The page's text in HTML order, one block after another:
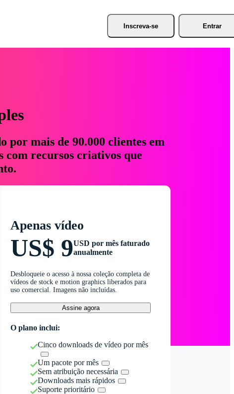
Inscreva-se Entrar
por mais de 90.000 clientes em
com recursos criativos que
Apenas vídeo
US$ 9USD por mês faturado
anualmente
Desbloqueie o acesso à nossa coleção completa de
vídeos de stock e motion graphics liberados para
uso comercial. Imagens não incluídas.
Assine agora
O plano inclui:
Cinco downloads de vídeo por mês
Um pacote por mês
Sem atribuição necessária
Downloads mais rápidos
Suporte prioritário